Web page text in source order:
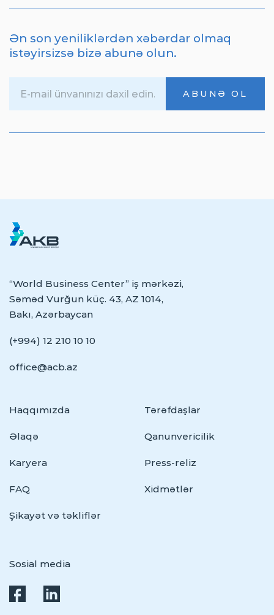
Ən son yeniliklərdən xəbərdar olmaq
istəyirsizsə bizə abunə olun.
ABUNƏ OL
“World Business Center” iş mərkəzi,
Səməd Vurğun küç. 43, AZ 1014,
Bakı, Azərbaycan
(+994) 12 210 10 10
office@acb.az
Haqqımızda Tərəfdaşlar
Əlaqə Qanunvericilik
Karyera Press-reliz
FAQ Xidmətlər
Şikayət və təkliflər
Sosial media